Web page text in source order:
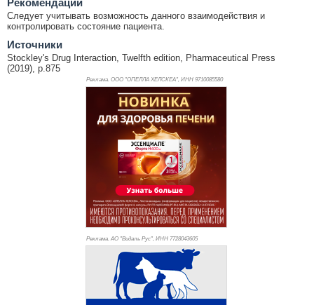
Следует учитывать возможность данного взаимодействия и
контролировать состояние пациента.
Источники
Stockley's Drug Interaction, Twelfth edition, Pharmaceutical Press
(2019), p.875
Реклама. ООО "ОПЕЛЛА ХЕЛСКЕА", ИНН 9710085580
Реклама. АО "Видаль Рус", ИНН 7728043605